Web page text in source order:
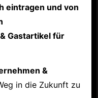
eintragen und von
Gastartikel für
&
in die Zukunft zu